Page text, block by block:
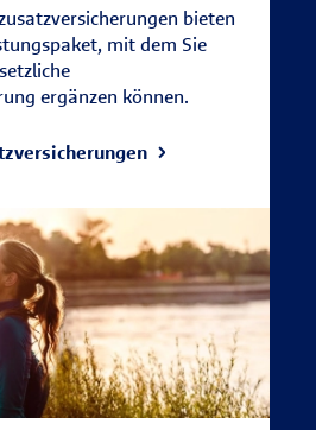
bieten
mit dem Sie
ergänzen können.